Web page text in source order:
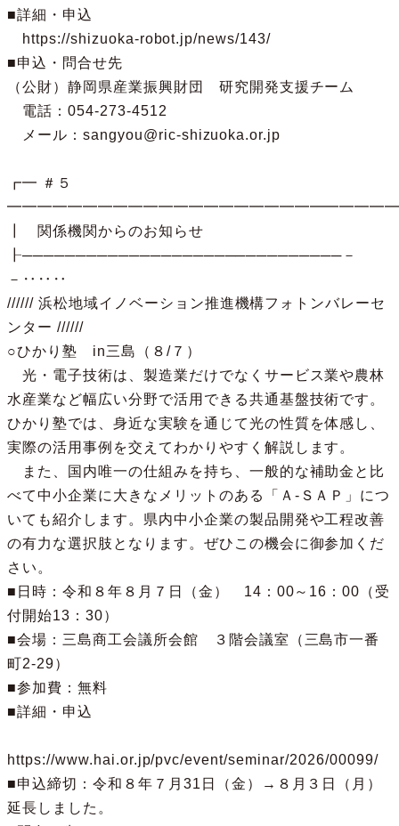
■詳細・申込
https://shizuoka-robot.jp/news/143/
■申込・問合せ先
（公財）静岡県産業振興財団　研究開発支援チーム
電話：054-273-4512
メール：sangyou@ric-shizuoka.or.jp
┏━ ＃５
┃　関係機関からのお知らせ
┠──────────────────────────────－
－‥‥‥
////// 浜松地域イノベーション推進機構フォトンバレーセ
ンター //////
○ひかり塾　in三島（８/７）
光・電子技術は、製造業だけでなくサービス業や農林
水産業など幅広い分野で活用できる共通基盤技術です。
ひかり塾では、身近な実験を通じて光の性質を体感し、
実際の活用事例を交えてわかりやすく解説します。
また、国内唯一の仕組みを持ち、一般的な補助金と比
べて中小企業に大きなメリットのある「Ａ-ＳＡＰ」につ
いても紹介します。県内中小企業の製品開発や工程改善
の有力な選択肢となります。ぜひこの機会に御参加くだ
さい。
■日時：令和８年８月７日（金）　14：00～16：00（受
付開始13：30）
■会場：三島商工会議所会館　３階会議室（三島市一番
町2-29）
■参加費：無料
■詳細・申込
https://www.hai.or.jp/pvc/event/seminar/2026/00099/
■申込締切：令和８年７月31日（金）→８月３日（月）
延長しました。